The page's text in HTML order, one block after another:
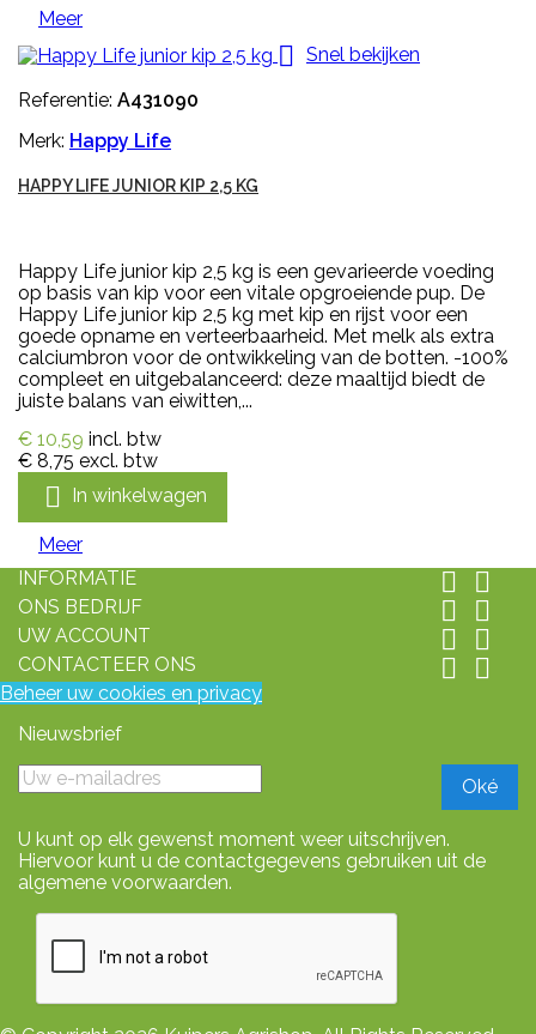
Meer
 Snel bekijken
Referentie: A431090
Merk: Happy Life
HAPPY LIFE JUNIOR KIP 2,5 KG
Happy Life junior kip 2,5 kg is een gevarieerde voeding
op basis van kip voor een vitale opgroeiende pup. De
Happy Life junior kip 2,5 kg met kip en rijst voor een
goede opname en verteerbaarheid. Met melk als extra
calciumbron voor de ontwikkeling van de botten. -100%
compleet en uitgebalanceerd: deze maaltijd biedt de
juiste balans van eiwitten,...
€ 10,59 incl. btw
€ 8,75 excl. btw
 In winkelwagen
Meer
INFORMATIE
 
ONS BEDRIJF  
UW ACCOUNT  
CONTACTEER ONS  
Beheer uw cookies en privacy
Nieuwsbrief
U kunt op elk gewenst moment weer uitschrijven.
Hiervoor kunt u de contactgegevens gebruiken uit de
algemene voorwaarden.